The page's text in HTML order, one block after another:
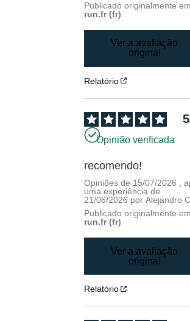
Publicado originalmente
run.fr (fr)
Ver a avaliação
original
Relatório
5
Opinião verificada
recomendo!
Opiniões de 15/07/2026
,
uma experiência de
21/06/2026 porAlejandro
Publicado originalmente
run.fr (fr)
Ver a avaliação
original
Relatório